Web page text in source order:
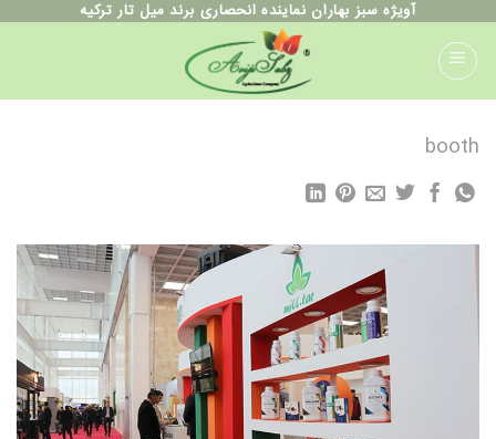
به
محتوا
بروید
آویژه سبز بهاران نماینده انحصاری برند میل تار ترکیه
booth